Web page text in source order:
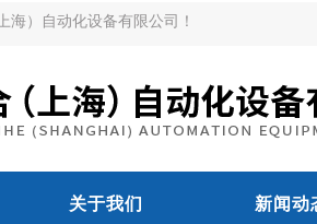
海）自动化设备有限公司！
关于我们 新闻动